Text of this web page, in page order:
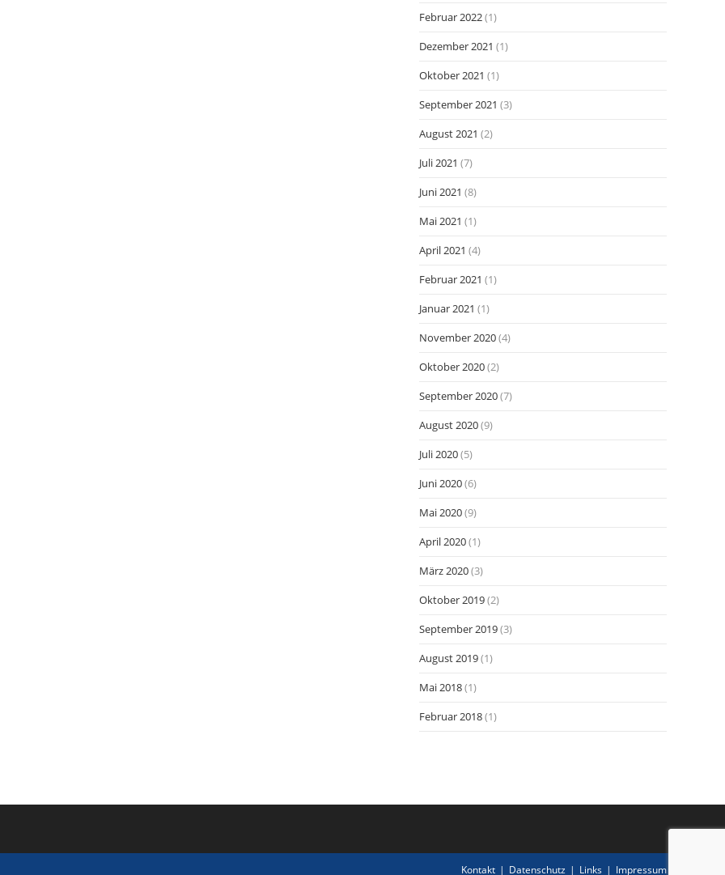
Februar 2022(1)
Dezember 2021 (1)
Oktober 2021 (1)
September 2021 (3)
August 2021 (2)
Juli 2021 (7)
Juni 2021 (8)
Mai 2021 (1)
April 2021 (4)
Februar 2021 (1)
Januar 2021 (1)
November 2020(4)
Oktober 2020(2)
September 2020(7)
August 2020(9)
Juli 2020(5)
Juni 2020(6)
Mai 2020(9)
April 2020(1)
März 2020(3)
Oktober 2019(2)
September 2019(3)
August 2019(1)
Mai 2018(1)
Februar 2018(1)
Kontakt Datenschutz Links Impressum